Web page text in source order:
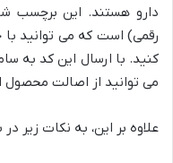
رقمی) است که می توانید
کنید. با ارسال این کد به
می توانید از اصالت
علاوه بر این، به نکات زیر